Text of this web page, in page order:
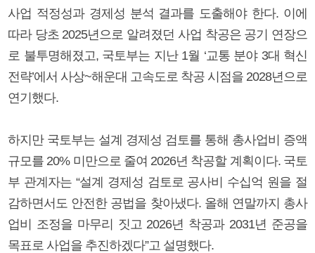
사업 적정성과 경제성 분석 결과를 도출해야 한다. 이에
따라 당초 2025년으로 알려졌던 사업 착공은 공기 연장으
로 불투명해졌고, 국토부는 지난 1월 ‘교통 분야 3대 혁신
전략’에서 사상~해운대 고속도로 착공 시점을 2028년으로
연기했다.
하지만 국토부는 설계 경제성 검토를 통해 총사업비 증액
규모를 20% 미만으로 줄여 2026년 착공할 계획이다. 국토
부 관계자는 “설계 경제성 검토로 공사비 수십억 원을 절
감하면서도 안전한 공법을 찾아냈다. 올해 연말까지 총사
업비 조정을 마무리 짓고 2026년 착공과 2031년 준공을
목표로 사업을 추진하겠다”고 설명했다.